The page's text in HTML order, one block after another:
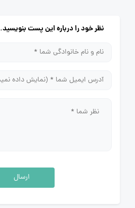
نظر خود را درباره این پست بنویسید.
ارسال